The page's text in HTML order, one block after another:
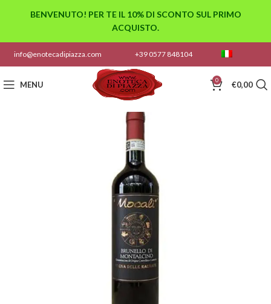
info@enotecadipiazza.com +39 0577 848104
MENU 0 €0,00
BENVENUTO! PER TE IL 10% DI SCONTO SUL PRIMO
ACQUISTO.